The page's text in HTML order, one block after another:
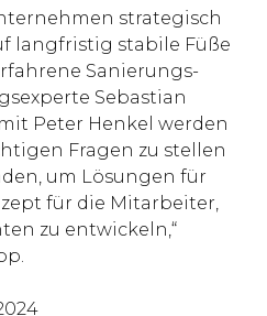
strategisch
langfristig stabile Füße
Sanierungs-
Sebastian
Peter Henkel werden
Fragen zu stellen
um Lösungen für
für die Mitarbeiter,
zu entwickeln,“